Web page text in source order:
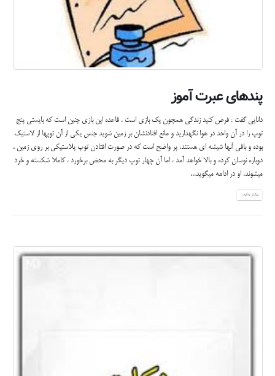
پندهای عبرت آموز
دانایی گفت : فرض کنید زندگی همچون یک بازی است . قاعده این بازی چنین است که بایستی پنج
توپ را در آن واحد در هوا نگهدارید و مانع افتادنشان بر زمین شوید جنس یکی از آن توپها از لاستیک
بوده و باقی آنها شیشه ای هستند. پر واضح است که در صورت افتادن توپ پلاستیکی بر روی زمین ،
دوباره نوسان کرده و بالا خواهد آمد ، اما آن چهار توپ دیگر به محض برخورد ، کاملا شکسته و خرد
میشوند. او در ادامه میگوید...
بیشتر بدانید...